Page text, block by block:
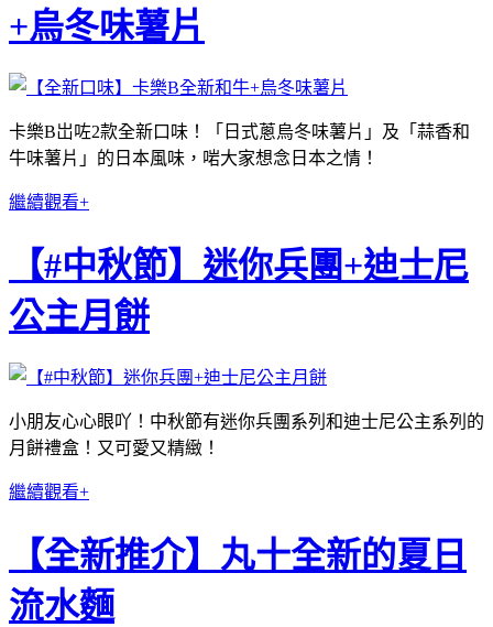
+烏冬味薯片
卡樂B岀咗2款全新口味！「日式蔥烏冬味薯片」及「蒜香和
牛味薯片」的日本風味，啱大家想念日本之情！
繼續觀看+
【#中秋節】迷你兵團+迪士尼
公主月餅
小朋友心心眼吖！中秋節有迷你兵團系列和迪士尼公主系列的
月餅禮盒！又可愛又精緻！
繼續觀看+
【全新推介】丸十全新的夏日
流水麵